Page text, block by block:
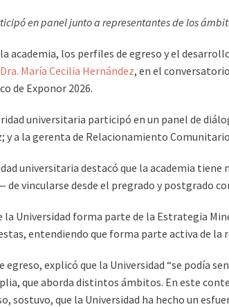
en panel junto a representantes de los
academia, los perfiles de egreso y el
Dra. María Cecilia Hernández, en el
de Exponor 2026.
universitaria participó en un panel de
y a la gerenta de Relacionamiento
universitaria destacó que la academia
vincularse desde el pregrado y postgrado
Universidad forma parte de la Estrategia
entendiendo que forma parte activa de la
egreso, explicó que la Universidad “se podía
que aborda distintos ámbitos. En este
sostuvo, que la Universidad ha hecho un